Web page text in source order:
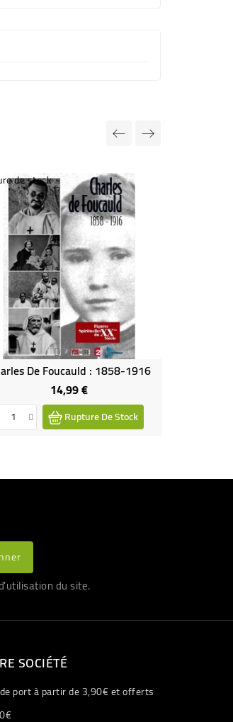
de stock
Dvd-A
De Foucauld : 1858-1916
14,99 €Prix
Rupture De Stock
du site.
SOCIÉTÉ
port à partir de 3,90€ et offerts